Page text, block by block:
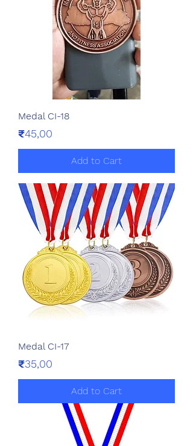
Medal CI-18
Price
₹45,00
Add to Cart
Medal CI-17
Price
₹35,00
Add to Cart